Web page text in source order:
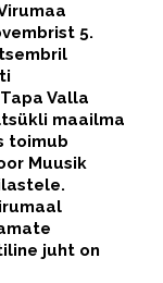
5.
Valla
maailma
toimub
Muusik
juht on